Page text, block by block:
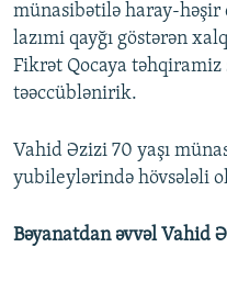
münasibətilə haray-həşir
lazımi qayğı göstərən
Fikrət Qocaya təhqiramiz
təəccüblənirik.
Vahid Əzizi 70 yaşı
yubileylərində hövsələli
Bəyanatdan əvvəl Vahid